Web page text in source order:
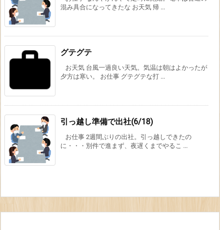
混み具合になってきたな お天気 帰 ...
グテグテ
お天気 台風一過良い天気。気温は朝はよかったが
夕方は寒い。 お仕事 グテグテな打 ...
引っ越し準備で出社(6/18)
お仕事 2週間ぶりの出社。引っ越しできたの
に・・・別件で進まず、夜遅くまでやるこ ...